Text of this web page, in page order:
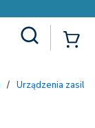
/ Urządzenia